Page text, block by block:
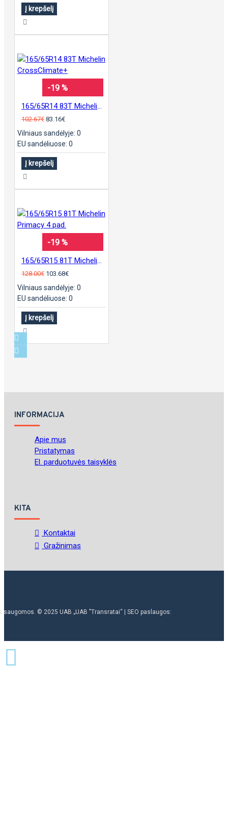
Į krepšelį
-19 %
102.67€ 83.16€
Vilniaus sandėlyje: 0
EU sandėliuose: 0
Į krepšelį
-19 %
128.00€ 103.68€
Vilniaus sandėlyje: 0
EU sandėliuose: 0
Į krepšelį
INFORMACIJA
Apie mus
Pristatymas
El. parduotuvės taisyklės
KITA
Kontaktai
Gražinimas
saugomos. © 2025 UAB „UAB "Transratai“ | SEO paslaugos: